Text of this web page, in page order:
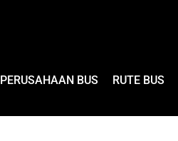
PERUSAHAAN BUS RUTE BUS